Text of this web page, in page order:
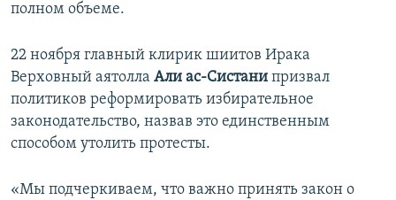
полном объеме.
22 ноября главный клирик шиитов Ирака
Верховный аятолла Али ас-Систани призвал
политиков реформировать избирательное
законодательство, назвав это единственным
способом утолить протесты.
«Мы подчеркиваем, что важно принять закон о